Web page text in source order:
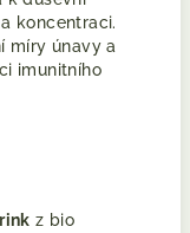
koncentraci.
míry únavy a
imunitního
z bio